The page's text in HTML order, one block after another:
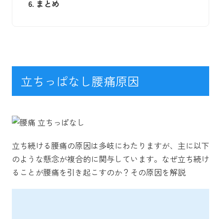
6. まとめ
立ちっぱなし腰痛原因
立ち続ける腰痛の原因は多岐にわたりますが、主に以下
のような懸念が複合的に関与しています。なぜ立ち続け
ることが腰痛を引き起こすのか？その原因を解説